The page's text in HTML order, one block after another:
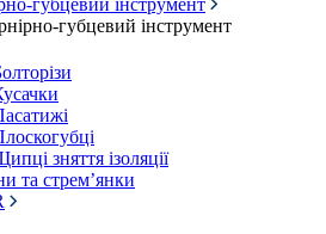
губцевий інструмент
губцевий інструмент
зняття ізоляції
та стрем’янки